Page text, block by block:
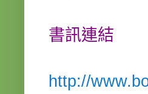
書訊連結
http://